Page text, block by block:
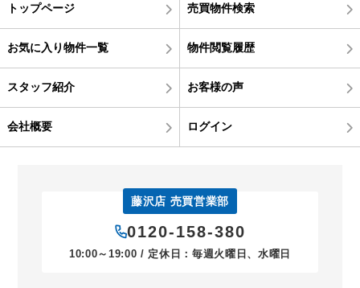
トップページ 売買物件検索
お気に入り物件一覧 物件閲覧履歴
スタッフ紹介 お客様の声
会社概要 ログイン
藤沢店 売買営業部
0120-158-380
10:00～19:00 / 定休日：毎週火曜日、水曜日